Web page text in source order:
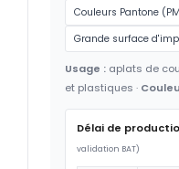
Couleurs Pantone
Grande surface
Usage : aplats de
et plastiques ·
Délai de
validation BAT)